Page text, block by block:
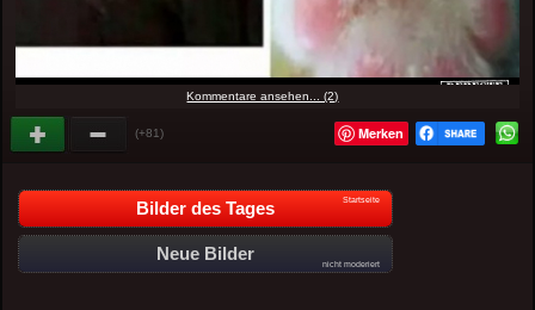
Kommentare ansehen... (2)
(+81) Merken
Bilder des Tages Startseite
Neue Bilder
nicht moderiert